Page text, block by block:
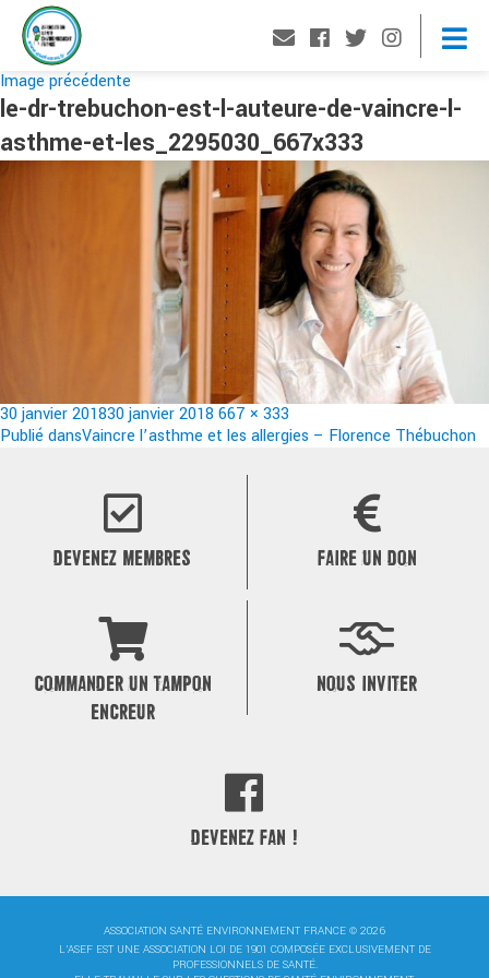
Image précédente
le-dr-trebuchon-est-l-auteure-de-vaincre-l-
asthme-et-les_2295030_667x333
Publié
le
30 janvier 201830 janvier 2018 Taille
réelle
667 × 333
Navigation
Publié dansVaincre l’asthme et les allergies – Florence Thébuchon
DEVENEZ MEMBRES FAIRE UN DON
COMMANDER UN TAMPON
ENCREUR
NOUS INVITER
DEVENEZ FAN !
ASSOCIATION SANTÉ ENVIRONNEMENT FRANCE © 2026
L'ASEF EST UNE ASSOCIATION LOI DE 1901 COMPOSÉE EXCLUSIVEMENT DE
PROFESSIONNELS DE SANTÉ.